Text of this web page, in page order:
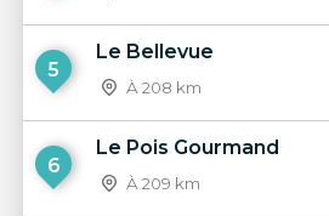
5
Le Bellevue
À 208 km
6
Le Pois Gourmand
À 209 km